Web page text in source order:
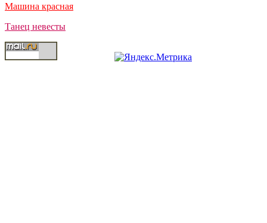
Машина красная
Танец невесты